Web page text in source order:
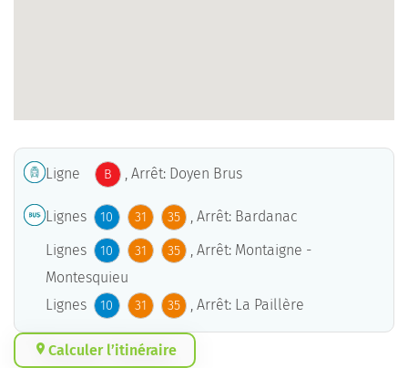
Ligne B , Arrêt: Doyen Brus
Lignes 10 31 35
, Arrêt: Bardanac
Lignes
10 31 35
, Arrêt: Montaigne -
Montesquieu
Lignes
10 31 35 , Arrêt: La Paillère
Calculer l’itinéraire